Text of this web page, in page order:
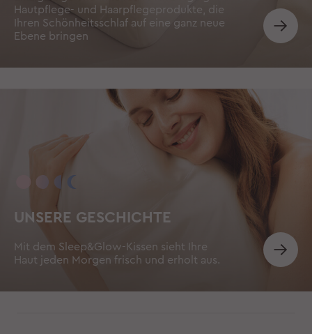
Hautpflege- und Haarpflegeprodukte, die
Ihren Schönheitsschlaf auf eine ganz neue
Ebene bringen
UNSERE GESCHICHTE
Mit dem Sleep&Glow-Kissen sieht Ihre
Haut jeden Morgen frisch und erholt aus.